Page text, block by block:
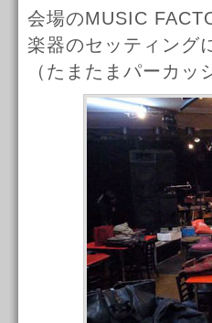
会場のMUSIC
楽器のセッティング
（たまたまパーカ